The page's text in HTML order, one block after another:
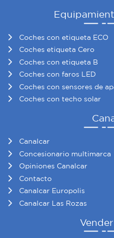
Coches con etiqueta ECO
Coches etiqueta Cero
Coches con etiqueta B
Coches con faros LED
Coches con sensores de
Coches con techo solar
Canalcar
Concesionario multimarca
Opiniones Canalcar
Contacto
Canalcar Europolis
Canalcar Las Rozas